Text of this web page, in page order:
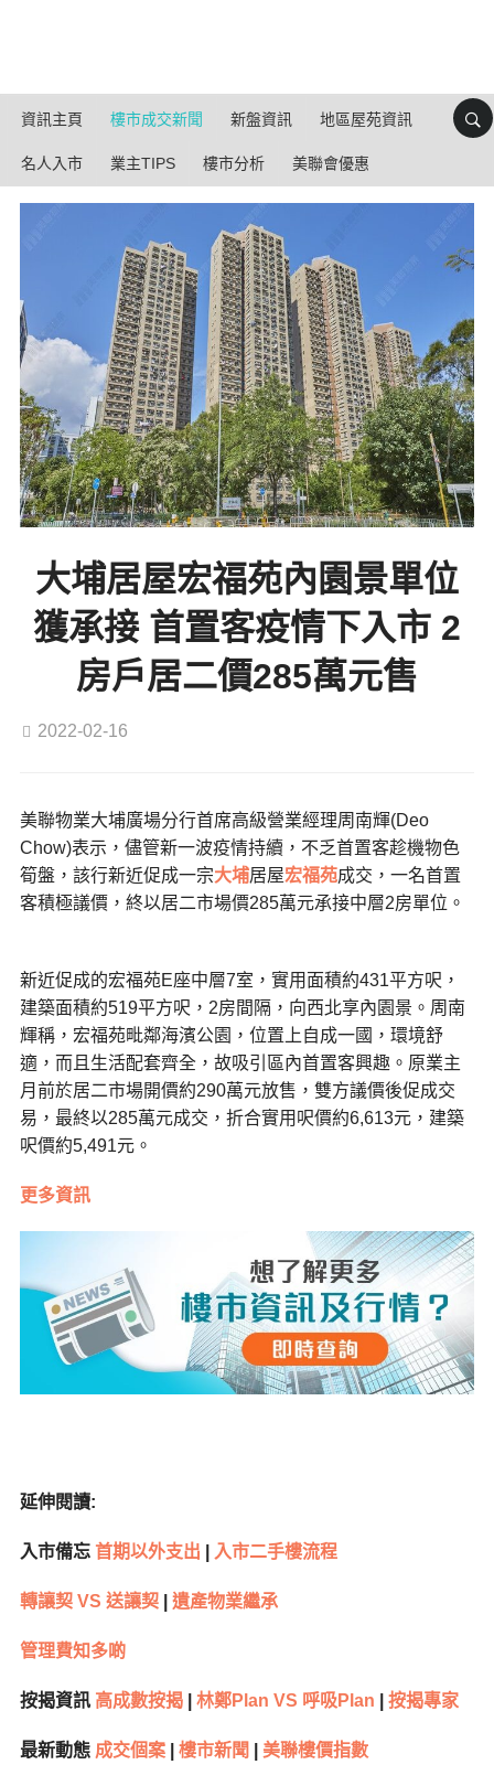
資訊主頁 樓市成交新聞 新盤資訊 地區屋苑資訊
名人入市 業主TIPS 樓市分析 美聯會優惠
大埔居屋宏福苑內園景單位
獲承接 首置客疫情下入市 2
房戶居二價285萬元售
2022-02-16
美聯物業大埔廣場分行首席高級營業經理周南輝(Deo
Chow)表示，儘管新一波疫情持續，不乏首置客趁機物色
筍盤，該行新近促成一宗大埔居屋宏福苑成交，一名首置
客積極議價，終以居二市場價285萬元承接中層2房單位。
新近促成的宏福苑E座中層7室，實用面積約431平方呎，
建築面積約519平方呎，2房間隔，向西北享內園景。周南
輝稱，宏福苑毗鄰海濱公園，位置上自成一國，環境舒
適，而且生活配套齊全，故吸引區內首置客興趣。原業主
月前於居二市場開價約290萬元放售，雙方議價後促成交
易，最終以285萬元成交，折合實用呎價約6,613元，建築
呎價約5,491元。
更多資訊
延伸閱讀:
入市備忘 首期以外支出 入市二手樓流程
轉讓契 VS 送讓契 遺產物業繼承
管理費知多啲
按揭資訊 高成數按揭| 林鄭Plan VS 呼吸Plan 按揭專家
最新動態 成交個案 樓市新聞 美聯樓價指數